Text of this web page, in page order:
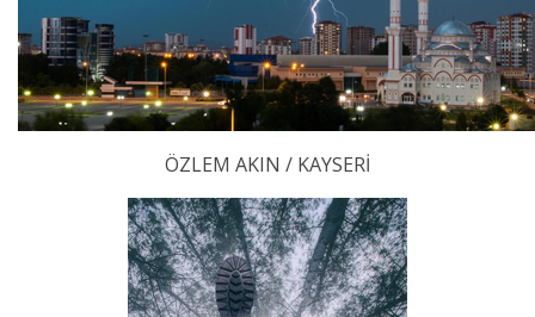
ÖZLEM AKIN / KAYSERİ